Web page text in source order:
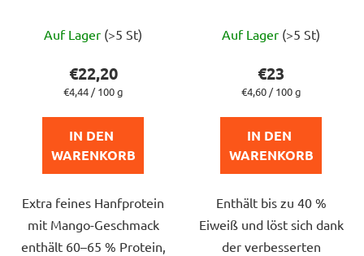
durchschnittliche
Produktbewertung
ist
von
5
Sternen.
Auf Lager (>5 St)
€22,20
Verkaufspreis:
€4,44 / 100 g
IN DEN
WARENKORB
Extra feines Hanfprotein
mit Mango-Geschmack
enthält 60–65 % Protein,
ist
von
5
Sternen.
Auf Lager (>5 St)
€23
Verkaufspreis:
€4,60 / 100 g
IN DEN
WARENKORB
Enthält bis zu 40 %
Eiweiß und löst sich dank
der verbesserten